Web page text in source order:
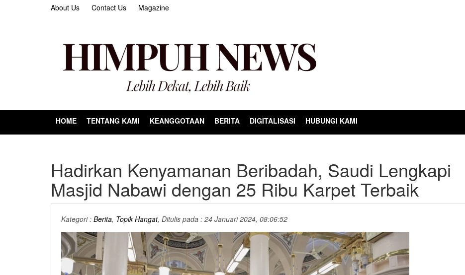
About Us Contact Us Magazine
HOME TENTANG KAMI KEANGGOTAAN BERITA DIGITALISASI HUBUNGI KAMI
Hadirkan Kenyamanan Beribadah, Saudi Lengkapi
Masjid Nabawi dengan 25 Ribu Karpet Terbaik
Kategori : Berita, Topik Hangat, Ditulis pada : 24 Januari 2024, 08:06:52